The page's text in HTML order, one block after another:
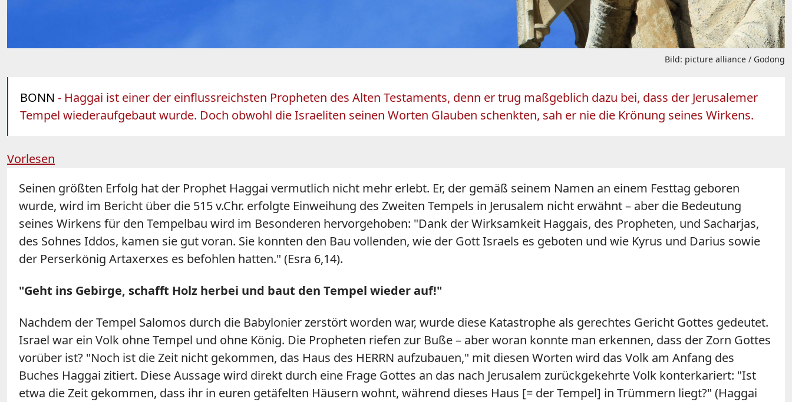
Bild: picture alliance / Godong
BONN - Haggai ist einer der einflussreichsten Propheten des Alten Testaments, denn er trug maßgeblich dazu bei, dass der Jerusalemer
Tempel wiederaufgebaut wurde. Doch obwohl die Israeliten seinen Worten Glauben schenkten, sah er nie die Krönung seines Wirkens.
Vorlesen
Seinen größten Erfolg hat der Prophet Haggai vermutlich nicht mehr erlebt. Er, der gemäß seinem Namen an einem Festtag geboren
wurde, wird im Bericht über die 515 v.Chr. erfolgte Einweihung des Zweiten Tempels in Jerusalem nicht erwähnt – aber die Bedeutung
seines Wirkens für den Tempelbau wird im Besonderen hervorgehoben: "Dank der Wirksamkeit Haggais, des Propheten, und Sacharjas,
des Sohnes Iddos, kamen sie gut voran. Sie konnten den Bau vollenden, wie der Gott Israels es geboten und wie Kyrus und Darius sowie
der Perserkönig Artaxerxes es befohlen hatten." (Esra 6,14).
"Geht ins Gebirge, schafft Holz herbei und baut den Tempel wieder auf!"
Nachdem der Tempel Salomos durch die Babylonier zerstört worden war, wurde diese Katastrophe als gerechtes Gericht Gottes gedeutet.
Israel war ein Volk ohne Tempel und ohne König. Die Propheten riefen zur Buße – aber woran konnte man erkennen, dass der Zorn Gottes
vorüber ist? "Noch ist die Zeit nicht gekommen, das Haus des HERRN aufzubauen," mit diesen Worten wird das Volk am Anfang des
Buches Haggai zitiert. Diese Aussage wird direkt durch eine Frage Gottes an das nach Jerusalem zurückgekehrte Volk konterkariert: "Ist
etwa die Zeit gekommen, dass ihr in euren getäfelten Häusern wohnt, während dieses Haus [= der Tempel] in Trümmern liegt?" (Haggai